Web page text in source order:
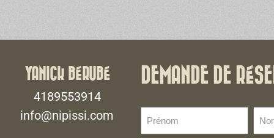
YANICK BÉRUBÉ
4189553914
info@nipissi.com
DEMANDE DE
(Nécessaire)
de